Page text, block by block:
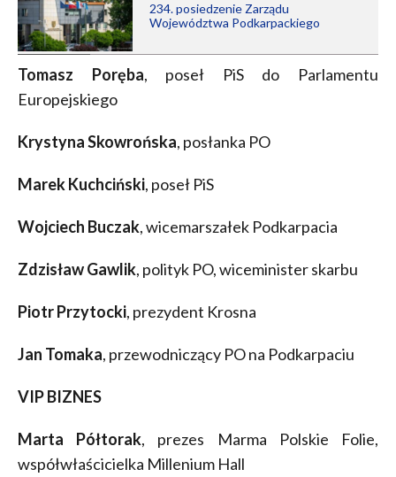
234. posiedzenie Zarządu
Województwa Podkarpackiego
Tomasz Poręba, poseł PiS do Parlamentu
Europejskiego
Krystyna Skowrońska, posłanka PO
Marek Kuchciński, poseł PiS
Wojciech Buczak, wicemarszałek Podkarpacia
Zdzisław Gawlik, polityk PO, wiceminister skarbu
Piotr Przytocki, prezydent Krosna
Jan Tomaka, przewodniczący PO na Podkarpaciu
VIP BIZNES
Marta Półtorak, prezes Marma Polskie Folie,
współwłaścicielka Millenium Hall